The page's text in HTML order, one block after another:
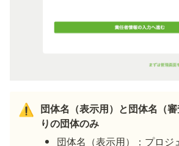
⚠️ 団体名（表示用）と団体名（
りの団体のみ
団体名（表示用）：プロジ